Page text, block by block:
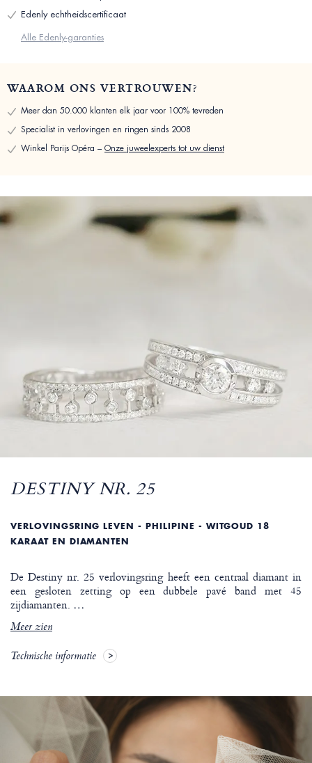
Edenly echtheidscertificaat
Alle Edenly-garanties
WAAROM ONS VERTROUWEN?
Meer dan 50.000 klanten elk jaar voor 100% tevreden
Specialist in verlovingen en ringen sinds 2008
Winkel Parijs Opéra – Onze juweelexperts tot uw dienst
DESTINY NR. 25
VERLOVINGSRING LEVEN - PHILIPINE - WITGOUD 18
KARAAT EN DIAMANTEN
De Destiny nr. 25 verlovingsring heeft een centraal diamant in
een gesloten zetting op een dubbele pavé band met 45
zijdiamanten. …
Meer zien
Technische informatie